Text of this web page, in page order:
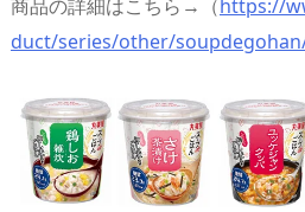
商品の詳細はこちら→（https://
duct/series/other/